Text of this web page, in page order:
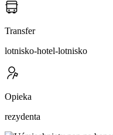
Transfer
lotnisko-hotel-lotnisko
Opieka
rezydenta